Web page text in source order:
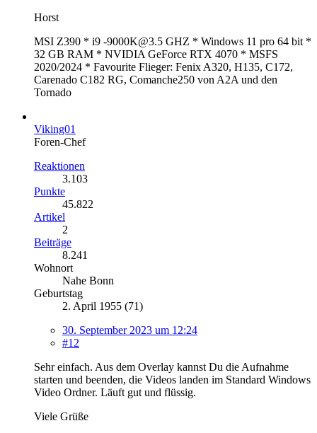
Horst
MSI Z390 * i9 -9000K@3.5 GHZ * Windows 11 pro 64 bit *
32 GB RAM * NVIDIA GeForce RTX 4070 * MSFS
2020/2024 * Favourite Flieger: Fenix A320, H135, C172,
Carenado C182 RG, Comanche250 von A2A und den
Tornado
Viking01
Foren-Chef
Reaktionen
3.103
Punkte
45.822
Artikel
2
Beiträge
8.241
Wohnort
Nahe Bonn
Geburtstag
2. April 1955 (71)
30. September 2023 um 12:24
#12
Sehr einfach. Aus dem Overlay kannst Du die Aufnahme
starten und beenden, die Videos landen im Standard Windows
Video Ordner. Läuft gut und flüssig.
Viele Grüße